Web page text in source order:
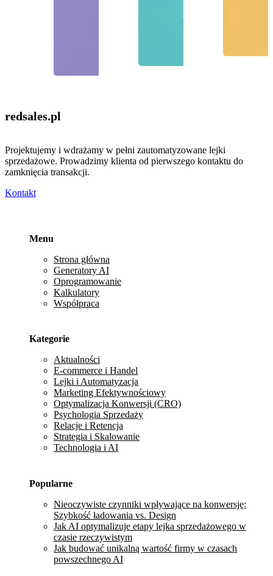
redsales.pl
Projektujemy i wdrażamy w pełni zautomatyzowane lejki
sprzedażowe. Prowadzimy klienta od pierwszego kontaktu do
zamknięcia transakcji.
Kontakt
Menu
Strona główna
Generatory AI
Oprogramowanie
Kalkulatory
Współpraca
Kategorie
Aktualności
E-commerce i Handel
Lejki i Automatyzacja
Marketing Efektywnościowy
Optymalizacja Konwersji (CRO)
Psychologia Sprzedaży
Relacje i Retencja
Strategia i Skalowanie
Technologia i AI
Popularne
Nieoczywiste czynniki wpływające na konwersję:
Szybkość ładowania vs. Design
Jak AI optymalizuje etapy lejka sprzedażowego w
czasie rzeczywistym
Jak budować unikalną wartość firmy w czasach
powszechnego AI